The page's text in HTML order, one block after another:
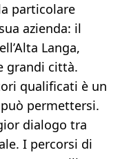
particolare
azienda: il
Langa,
grandi città.
qualificati è un
permettersi.
dialogo tra
I percorsi di